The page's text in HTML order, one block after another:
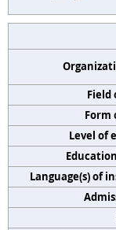
Field
Form
Level of
Language(s) of